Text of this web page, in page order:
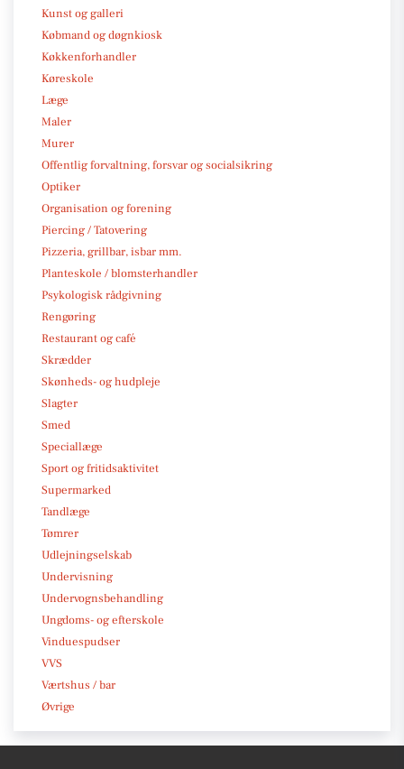
Kunst og galleri
Købmand og døgnkiosk
Køkkenforhandler
Køreskole
Læge
Maler
Murer
Offentlig forvaltning, forsvar og socialsikring
Optiker
Organisation og forening
Piercing / Tatovering
Pizzeria, grillbar, isbar mm.
Planteskole / blomsterhandler
Psykologisk rådgivning
Rengøring
Restaurant og café
Skrædder
Skønheds- og hudpleje
Slagter
Smed
Speciallæge
Sport og fritidsaktivitet
Supermarked
Tandlæge
Tømrer
Udlejningselskab
Undervisning
Undervognsbehandling
Ungdoms- og efterskole
Vinduespudser
VVS
Værtshus / bar
Øvrige